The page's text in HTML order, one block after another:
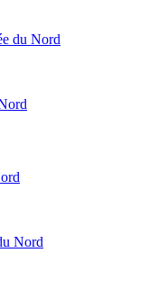
du Nord
Nord